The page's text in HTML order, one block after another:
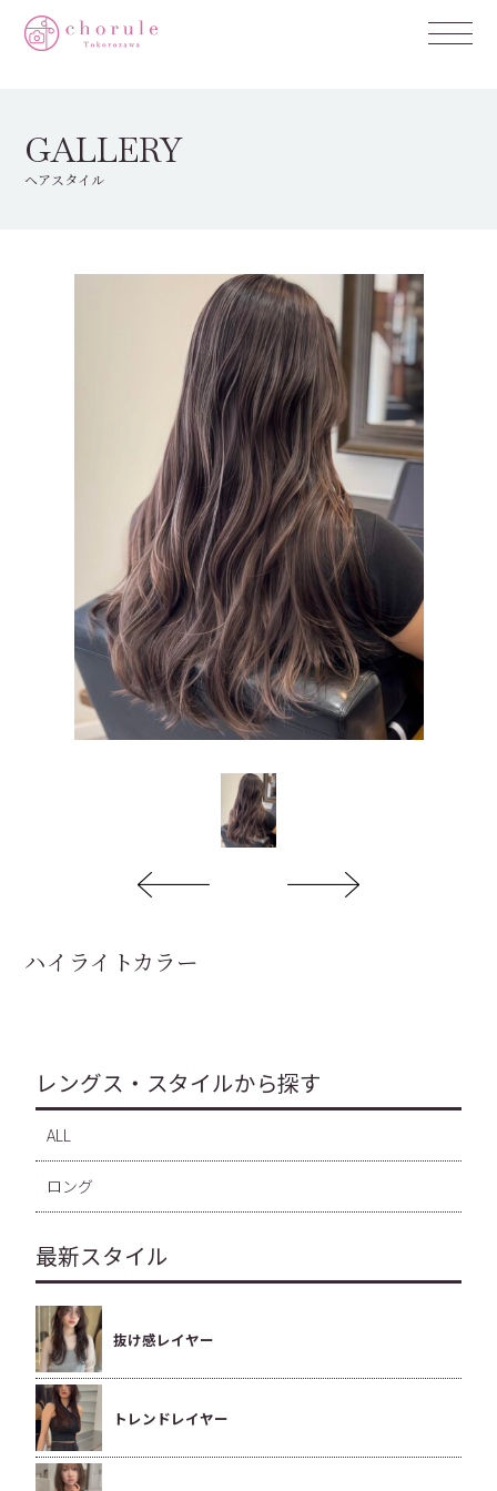
GALLERY
ヘアスタイル
ハイライトカラー
レングス・スタイルから探す
ALL
ロング
最新スタイル
抜け感レイヤー
トレンドレイヤー